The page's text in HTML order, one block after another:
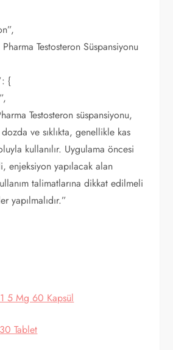
Testosteron Süspansiyonu
{
Testosteron süspansiyonu,
ve sıklıkta, genellikle kas
kullanılır. Uygulama öncesi
enjeksiyon yapılacak alan
talimatlarına dikkat edilmeli
yapılmalıdır.”
5 Mg 60 Kapsül
Tablet